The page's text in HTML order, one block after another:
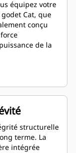
équipez votre
Cat, que
conçu
de la
des
Le
accru
du godet ne
les coûts
carburant est
Les
structurelle
terme. La
intégrée